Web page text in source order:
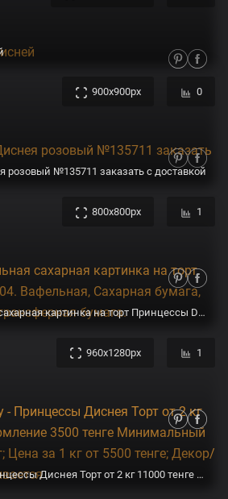
900x900px 0
розовый №135711 заказать с доставкой
800x800px 1
Съедобная Вафельная сахарная картинка на торт Принцессы Disney 004. Вафельная, Сахарная бумага, Для меренги, Шокотрансферная бумага.
960x1280px 1
Aida Bakery Almaty - Принцессы Диснея Торт от 2 кг 11000 тенге за оформление 3500 тенге Минимальный заказ тортов от 2 кг; Цена за 1 кг от 5500 тенге; Декор/оформление оплачивается